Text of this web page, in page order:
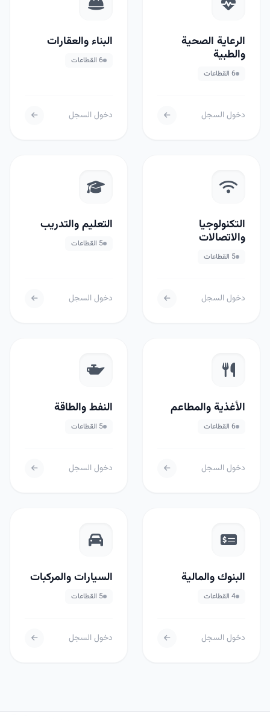
الرعاية الصحية
والطبية
6 القطاعات
دخول السجل
البناء والعقارات
6 القطاعات
دخول السجل
التكنولوجيا
والاتصالات
5 القطاعات
دخول السجل
التعليم والتدريب
5 القطاعات
دخول السجل
الأغذية والمطاعم
6 القطاعات
دخول السجل
النفط والطاقة
5 القطاعات
دخول السجل
البنوك والمالية
4 القطاعات
دخول السجل
السيارات والمركبات
5 القطاعات
دخول السجل